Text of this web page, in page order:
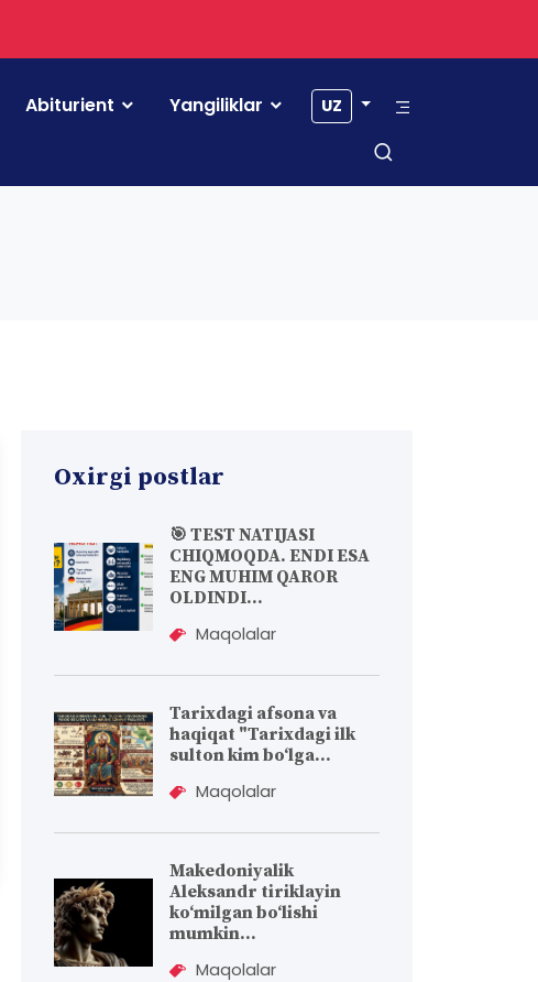
Abiturient Yangiliklar UZ
Oxirgi postlar
🎯 TEST NATIJASI
CHIQMOQDA. ENDI ESA
ENG MUHIM QAROR
OLDINDI...
Maqolalar
Tarixdagi afsona va
haqiqat "Tarixdagi ilk
sulton kim bo‘lga...
Maqolalar
Makedoniyalik
Aleksandr tiriklayin
koʻmilgan boʻlishi
mumkin...
Maqolalar